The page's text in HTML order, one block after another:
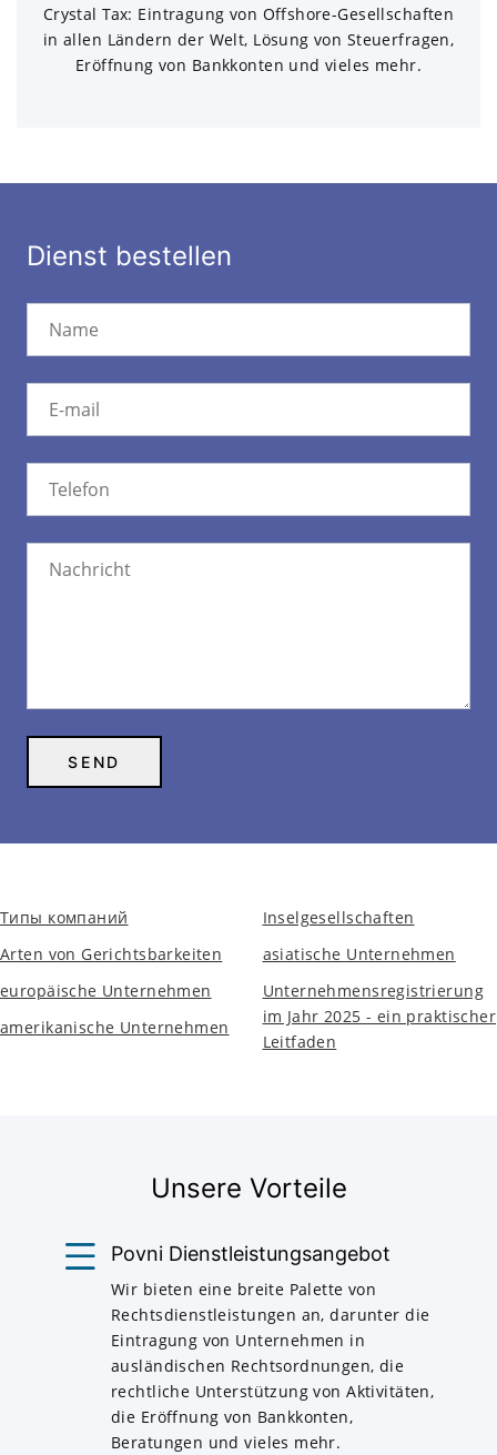
Crystal Tax: Eintragung von Offshore-Gesellschaften
in allen Ländern der Welt, Lösung von Steuerfragen,
Eröffnung von Bankkonten und vieles mehr.
Dienst bestellen
Типы компаний
Arten von Gerichtsbarkeiten
europäische Unternehmen
amerikanische Unternehmen
Inselgesellschaften
asiatische Unternehmen
Unternehmensregistrierung
im Jahr 2025 - ein praktischer
Leitfaden
Unsere Vorteile
Povni Dienstleistungsangebot
Wir bieten eine breite Palette von
Rechtsdienstleistungen an, darunter die
Eintragung von Unternehmen in
ausländischen Rechtsordnungen, die
rechtliche Unterstützung von Aktivitäten,
die Eröffnung von Bankkonten,
Beratungen und vieles mehr.